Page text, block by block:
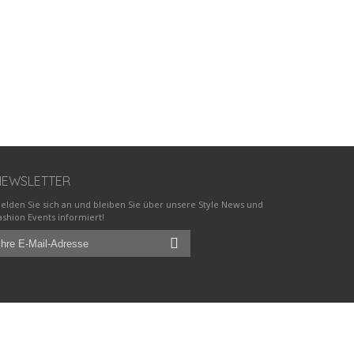
Sie sich an und bleiben Sie über unsere Style News und
Events informiert!